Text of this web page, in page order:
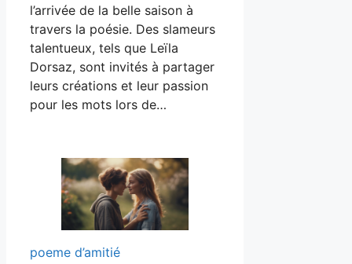
l’arrivée de la belle saison à
travers la poésie. Des slameurs
talentueux, tels que Leïla
Dorsaz, sont invités à partager
leurs créations et leur passion
pour les mots lors de…
poeme d’amitié